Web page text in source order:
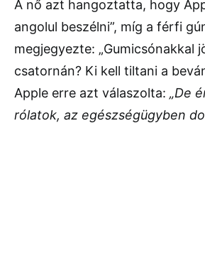
A nő azt hangoztatta, hogy
angolul beszélni”, míg a férfi
megjegyezte: „Gumicsónakkal
csatornán? Ki kell tiltani a
Apple erre azt válaszolta: „De
rólatok, az egészségügyben